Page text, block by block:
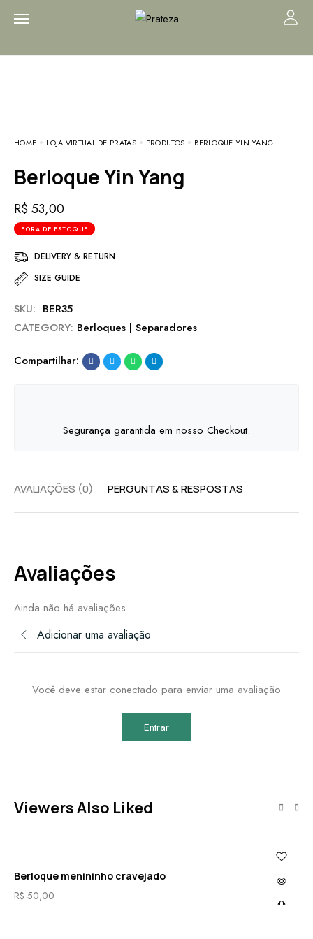
HOME LOJA VIRTUAL DE PRATAS PRODUTOS BERLOQUE YIN YANG
Berloque Yin Yang
R$53,00
FORA DE ESTOQUE
DELIVERY & RETURN
SIZE GUIDE
SKU: BER35
CATEGORY: Berloques | Separadores
Compartilhar:
Segurança garantida em nosso Checkout.
AVALIAÇÕES (0) PERGUNTAS & RESPOSTAS
Avaliações
Ainda não há avaliações
Adicionar uma avaliação
Você deve estar conectado para enviar uma avaliação
Entrar
Viewers Also Liked
Berloque menininho cravejado
R$ 50,00